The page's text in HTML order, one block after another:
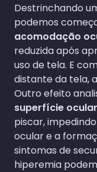
Destrinchando
podemos
acomodação
reduzida após
uso de tela. E
distante da tela,
Outro efeito
superfície ocular
piscar,
ocular e a
sintomas de
hiperemia